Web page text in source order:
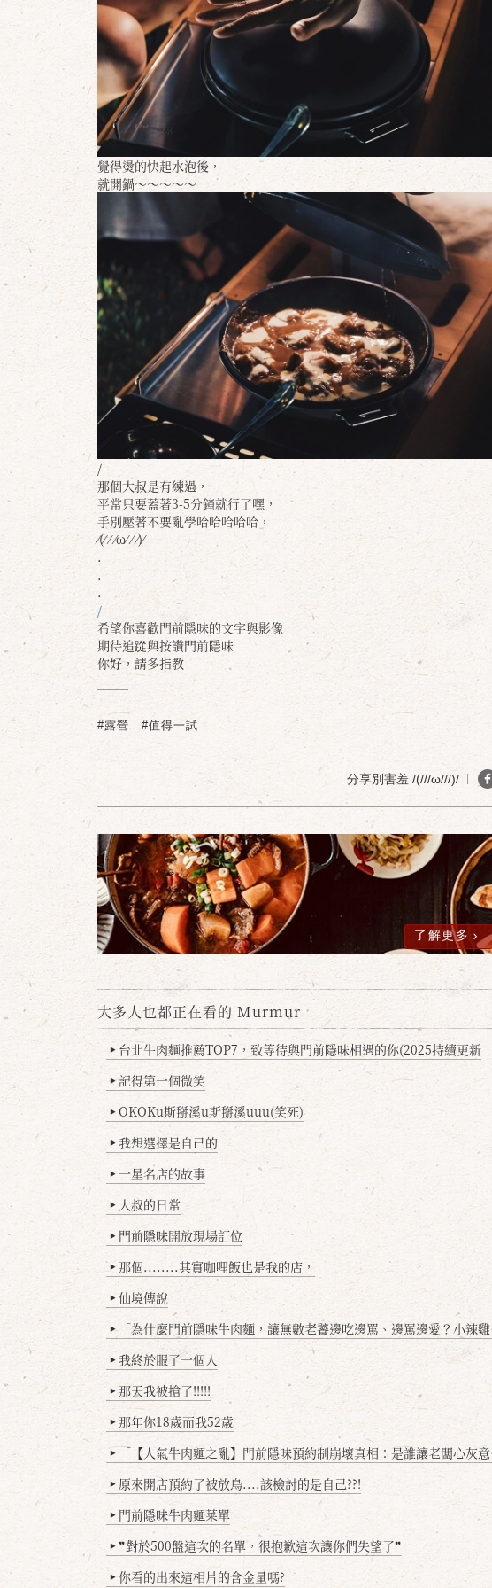
覺得燙的快起水泡後，
就開鍋～～～～～
/
那個大叔是有練過，
平常只要蓋著3-5分鐘就行了嘿，
手別壓著不要亂學哈哈哈哈哈，
⁄(⁄ ⁄ ⁄ω⁄ ⁄ ⁄)⁄
.
.
.
/
希望你喜歡門前隱味的文字與影像
期待追踨與按讚門前隱味
你好，請多指教
#露營 #值得一試
分享別害羞 /(///ω///)/
了解更多
大多人也都正在看的 Murmur
▶ 台北牛肉麵推薦TOP7，致等待與門前隱味相遇的你(2025持續更新
▶ 記得第一個微笑
▶ OKOKu斯掰溪u斯掰溪uuu(笑死)
▶ 我想選擇是自己的
▶ 一星名店的故事
▶ 大叔的日常
▶ 門前隱味開放現場訂位
▶ 那個........其實咖哩飯也是我的店，
▶ 仙境傳說
▶ 「為什麼門前隱味牛肉麵，讓無數老饕邊吃邊罵、邊罵邊愛？小辣雞揭密！」
▶ 我終於服了一個人
▶ 那天我被搶了!!!!!
▶ 那年你18歲而我52歲
▶ 「【人氣牛肉麵之亂】門前隱味預約制崩壞真相：是誰讓老闆心灰意冷？」
▶ 原來開店預約了被放鳥....該檢討的是自己??!
▶ 門前隱味牛肉麵菜單
▶ ❞對於500盤這次的名單，很抱歉這次讓你們失望了❞
▶ 你看的出來這相片的含金量嗎?